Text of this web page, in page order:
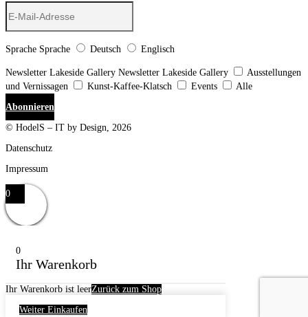
Sprache Sprache Deutsch Englisch
Newsletter Lakeside Gallery Newsletter Lakeside Gallery
Ausstellungen
und Vernissagen
Kunst-Kaffee-Klatsch Events
Alle
Abonnieren
© HodelS – IT by Design, 2026
Datenschutz
Impressum
0
0
Ihr Warenkorb
Ihr Warenkorb ist leerZurück zum Shop
Weiter Einkaufen